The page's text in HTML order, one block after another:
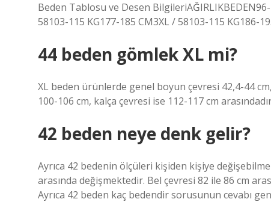
Beden Tablosu ve Desen
58103-115 KG177-185 CM3XL / 58103-115 KG186-
44 beden gömlek XL mi?
XL beden ürünlerde genel boyun çevresi 42,4-44
100-106 cm, kalça çevresi ise 112-117 cm
42 beden neye denk gelir?
Ayrıca 42 bedenin ölçüleri kişiden kişiye
arasında değişmektedir. Bel çevresi 82 ​​ile 86 cm
Ayrıca 42 beden kaç bedendir sorusunun cevabı